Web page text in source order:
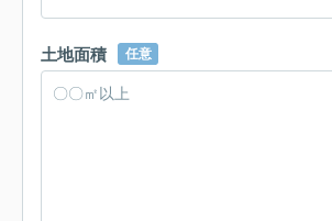
土地面積 任意